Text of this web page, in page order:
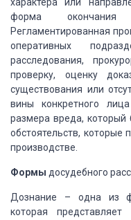
форма окончания
Регламентированная
оперативных
расследования,
проверку, оценку
существования или
вины конкретного
размера вреда, который
обстоятельств,
производстве.
Формы досудебного
Дознание – одна из
которая представляет